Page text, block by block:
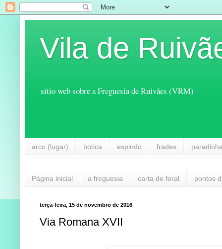
Vila de
sítio web sobre a Freguesia de Ruivães (VRM)
arco (lugar) botica espindo frades
Página inicial a freguesia carta de foral pontos
terça-feira, 15 de novembro de 2016
Via Romana XVII